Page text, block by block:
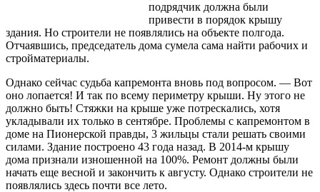
подрядчик должна были
привести в порядок крышу
здания. Но строители не появлялись на объекте полгода.
Отчаявшись, председатель дома сумела сама найти рабочих и
стройматериалы.
Однако сейчас судьба капремонта вновь под вопросом. — Вот
оно лопается! И так по всему периметру крыши. Ну этого не
должно быть! Стяжки на крыше уже потрескались, хотя
укладывали их только в сентябре. Проблемы с капремонтом в
доме на Пионерской правды, 3 жильцы стали решать своими
силами. Здание построено 43 года назад. В 2014-м крышу
дома признали изношенной на 100%. Ремонт должны были
начать еще весной и закончить к августу. Однако строители не
появлялись здесь почти все лето.